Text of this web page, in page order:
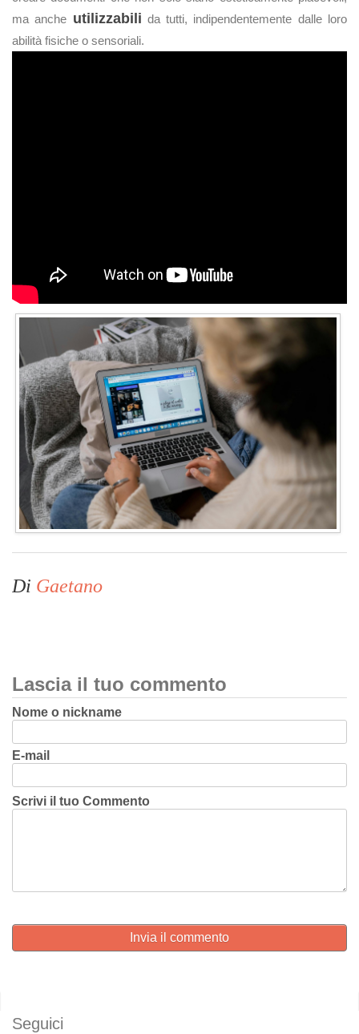
ma anche utilizzabili da tutti, indipendentemente dalle loro
abilità fisiche o sensoriali.
Di Gaetano
Lascia il tuo commento
Nome o nickname
E-mail
Scrivi il tuo Commento
Invia il commento
Seguici